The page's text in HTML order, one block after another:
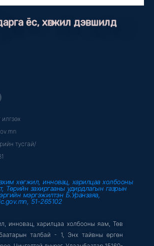
ёс, хөгжил дэвшилд
тусгай/
хөгжил, инновац, харилцаа холбооны
Төрийн захиргааны удирдлагын газрын
мэргэжилтэн Б.Уранзаяа,
51-265102
инновац, харилцаа холбооны яам, Төв
талбай - 1, Энх тайвны өргөн